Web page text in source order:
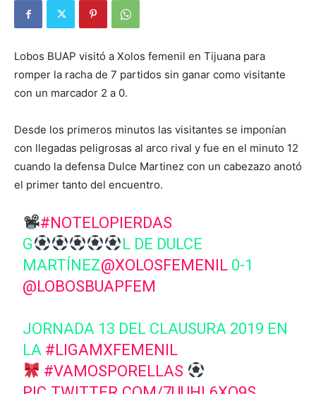
Lobos BUAP visitó a Xolos femenil en Tijuana para
romper la racha de 7 partidos sin ganar como visitante
con un marcador 2 a 0.
Desde los primeros minutos las visitantes se imponían
con llegadas peligrosas al arco rival y fue en el minuto 12
cuando la defensa Dulce Martinez con un cabezazo anotó
el primer tanto del encuentro.
#NOTELOPIERDAS
G
L DE DULCE
MARTÍNEZ@XOLOSFEMENIL 0-1
@LOBOSBUAPFEM
JORNADA 13 DEL CLAUSURA 2019 EN
LA #LIGAMXFEMENIL
#VAMOSPORELLAS